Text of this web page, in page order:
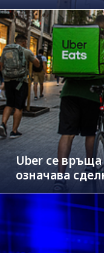
Uber се
означава